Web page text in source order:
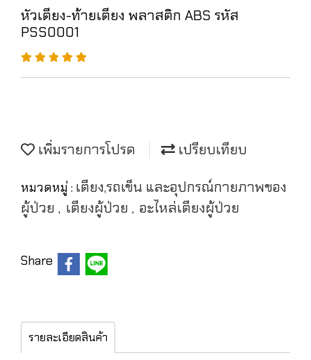
หัวเตียง-ท้ายเตียง พลาสติก ABS รหัส
PSS0001
เพิ่มรายการโปรด เปรียบเทียบ
หมวดหมู่ : เตียง,รถเข็น และอุปกรณ์กายภาพของ
ผู้ป่วย , เตียงผู้ป่วย , อะไหล่เตียงผู้ป่วย
Share
รายละเอียดสินค้า